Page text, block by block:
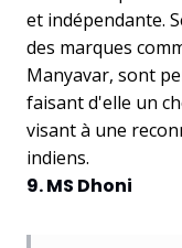
et indépendante.
des marques
Manyavar, sont
faisant d'elle un
visant à une
indiens.
9. MS Dhoni